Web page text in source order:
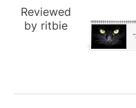
Reviewed
by ritbie